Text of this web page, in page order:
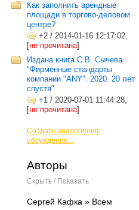
Как заполнить арендные
площади в торгово-деловом
центре?
+2 / 2014-01-16 12:17:02,
[не прочитана]
Издана книга С.В. Сычева
"Фирменные стандарты
компании "ANY". 2020. 20 лет
спустя"
+1 / 2020-07-01 11:44:28,
[не прочитана]
Создать аналогичное
обсуждение...
Авторы
Скрыть / Показать
Сергей Кафка » Всем